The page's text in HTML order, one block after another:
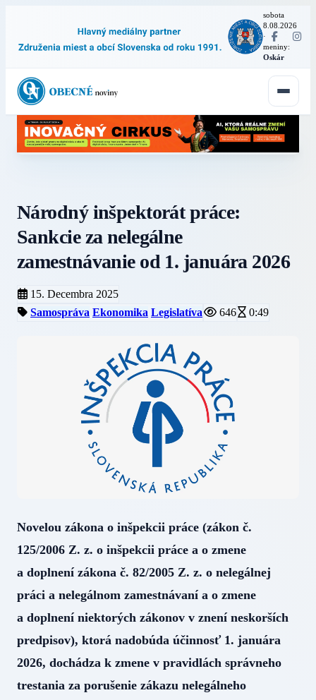
sobota
8.08.2026
·
meniny:
Oskár
Národný inšpektorát práce:
Sankcie za nelegálne
zamestnávanie od 1. januára 2026
15. Decembra 2025
Samospráva Ekonomika Legislatíva 646 0:49
Novelou zákona o inšpekcii práce (zákon č.
125/2006 Z. z. o inšpekcii práce a o zmene
a doplnení zákona č. 82/2005 Z. z. o nelegálnej
práci a nelegálnom zamestnávaní a o zmene
a doplnení niektorých zákonov v znení neskorších
predpisov), ktorá nadobúda účinnosť 1. januára
2026, dochádza k zmene v pravidlách správneho
trestania za porušenie zákazu nelegálneho